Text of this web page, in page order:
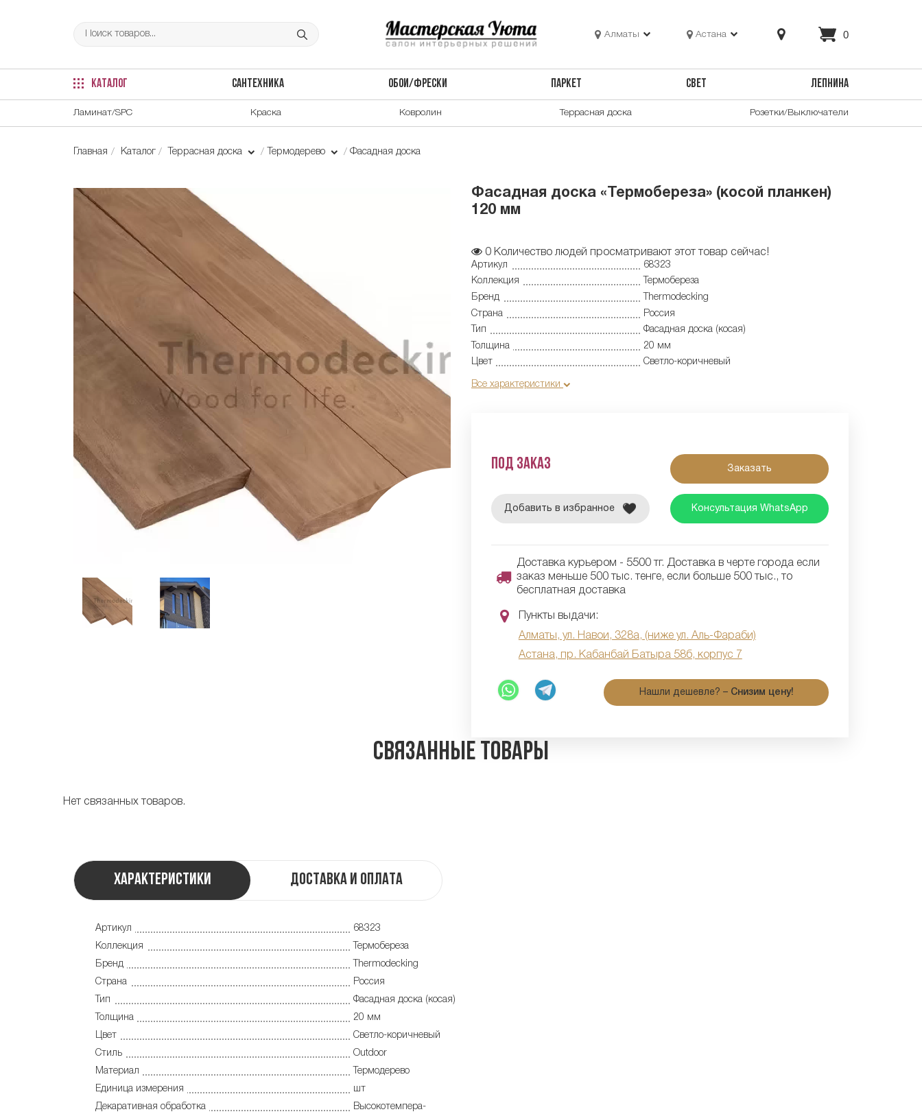
Алматы Астана 0
КАТАЛОГ САНТЕХНИКА ОБОИ/ФРЕСКИ ПАРКЕТ СВЕТ ЛЕПНИНА
Ламинат/SPC Краска Ковролин Террасная доска Розетки/Выключатели
Главная Каталог Террасная доска Термодерево Фасадная доска
Фасадная доска «Термобереза» (косой планкен)
120 мм
0 Количество людей просматривают этот товар сейчас!
Артикул
68323
Коллекция
Термобереза
Бренд
Thermodecking
Страна
Россия
Тип
Фасадная доска (косая)
Толщина
20 мм
Цвет
Светло-коричневый
Все характеристики
Под заказ Заказать
Добавить в избранное Консультация WhatsApp
Доставка курьером - 5500 тг. Доставка в черте города если
заказ меньше 500 тыс. тенге, если больше 500 тыс., то
бесплатная доставка
Пункты выдачи:
Алматы, ул. Навои, 328а, (ниже ул. Аль-Фараби)
Астана, пр. Кабанбай Батыра 58б, корпус 7
Нашли дешевле? – Снизим цену!
Связанные товары
Нет связанных товаров.
Характеристики Доставка и оплата
Артикул
68323
Коллекция
Термобереза
Бренд
Thermodecking
Страна
Россия
Тип
Фасадная доска (косая)
Толщина
20 мм
Цвет
Светло-коричневый
Стиль
Outdoor
Материал
Термодерево
Единица измерения
шт
Декаративная обработка
Высокотемпера-